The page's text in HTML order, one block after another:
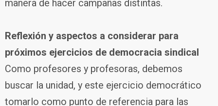
manera de hacer campañas distintas.
Reflexión y aspectos a considerar para
próximos ejercicios de democracia sindical
Como profesores y profesoras, debemos
buscar la unidad, y este ejercicio democrático
tomarlo como punto de referencia para las